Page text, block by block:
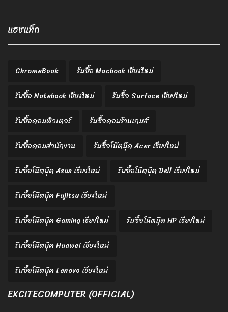
แฮชแท็ก
ChromeBook
รับซื้อ Macbook เชียงใหม่
รับซื้อ Notebook เชียงใหม่
รับซื้อ Surface เชียงใหม่
รับซื้อคอมพิวเตอร์
รับซื้อคอมร้านเกมส์
รับซื้อคอมสำนักงาน
รับซื้อโน๊ตบุ๊ค Acer เชียงใหม่
รับซื้อโน๊ตบุ๊ค Asus เชียงใหม่
รับซื้อโน๊ตบุ๊ค Dell เชียงใหม่
รับซื้อโน๊ตบุ๊ค Fujitsu เชียงใหม่
รับซื้อโน๊ตบุ๊ค Gaming เชียงใหม่
รับซื้อโน๊ตบุ๊ค HP เชียงใหม่
รับซื้อโน๊ตบุ๊ค Huawei เชียงใหม่
รับซื้อโน๊ตบุ๊ค Lenovo เชียงใหม่
EXCITECOMPUTER (OFFICIAL)